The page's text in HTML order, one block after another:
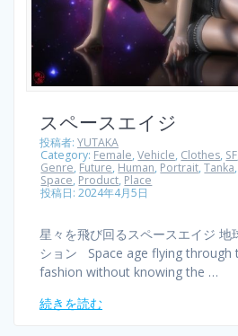
スペースエイジ
投稿者: YUTAKA
Category: Female,Vehicle, Clothes, SF
Genre, Future, Human, Portrait,Tanka,
Space, Product, Place
投稿日: 2024年4月5日
星々を飛び回るスペースエイジ 地
ション Space age flying through
fashion without knowing the …
続きを読む